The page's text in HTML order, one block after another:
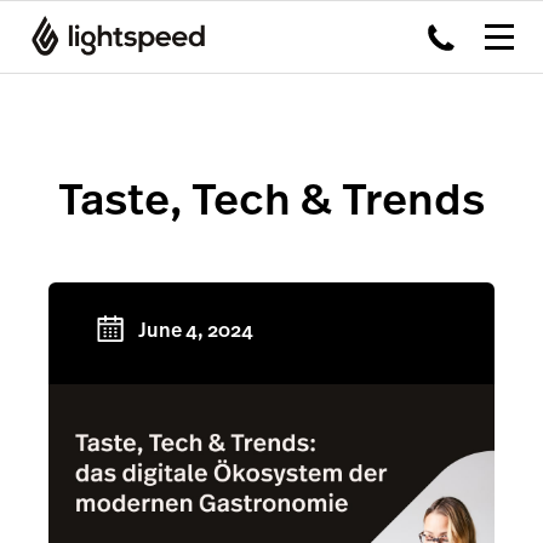
Taste, Tech & Trends
June 4, 2024